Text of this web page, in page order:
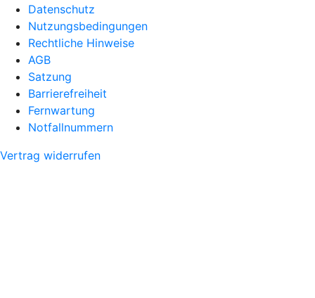
Datenschutz
Nutzungsbedingungen
Rechtliche Hinweise
AGB
Satzung
Barrierefreiheit
Fernwartung
Notfallnummern
Vertrag widerrufen